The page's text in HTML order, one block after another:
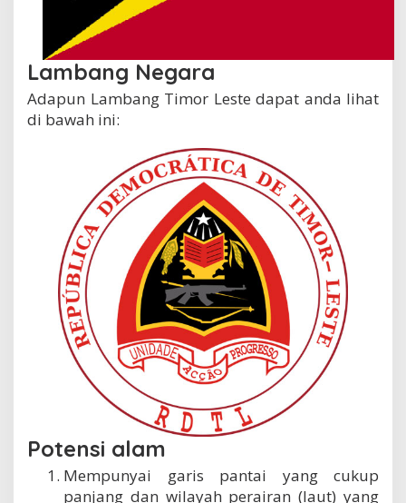
Lambang Negara
Adapun Lambang Timor Leste dapat anda lihat
di bawah ini:
Potensi alam
Mempunyai garis pantai yang cukup
panjang dan wilayah perairan (laut) yang